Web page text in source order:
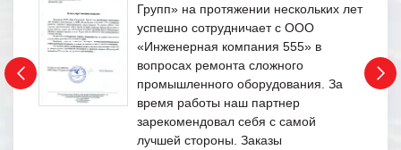
Групп» на протяжении нескольких лет
успешно сотрудничает с ООО
«Инженерная компания 555» в
вопросах ремонта сложного
промышленного оборудования. За
время работы наш партнер
зарекомендовал себя с самой
лучшей стороны. Заказы